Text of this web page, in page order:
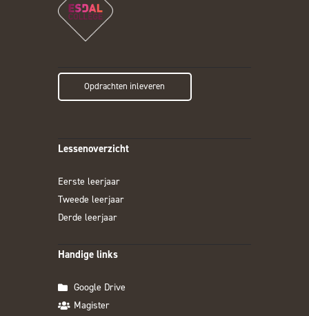
Opdrachten inleveren
Lessenoverzicht
Eerste leerjaar
Tweede leerjaar
Derde leerjaar
Handige links
Google Drive
Magister